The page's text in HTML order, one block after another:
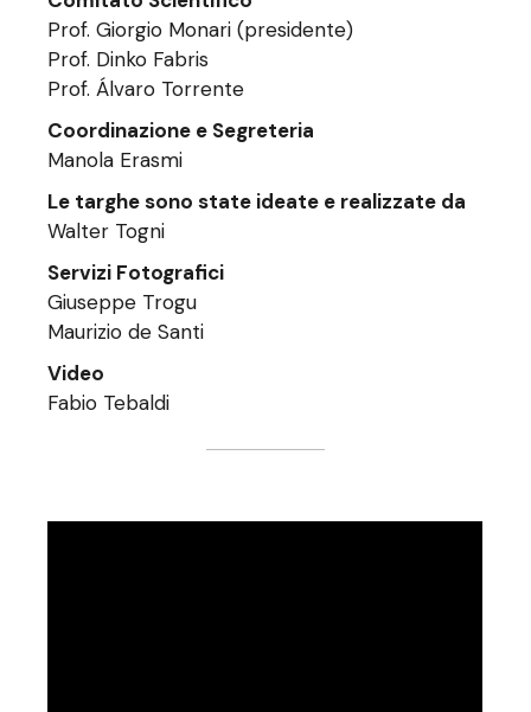
Prof. Giorgio Monari (presidente)
Prof. Dinko Fabris
Prof. Álvaro Torrente
Coordinazione e Segreteria
Manola Erasmi
Le targhe sono state ideate e realizzate da
Walter Togni
Servizi Fotografici
Giuseppe Trogu
Maurizio de Santi
Video
Fabio Tebaldi